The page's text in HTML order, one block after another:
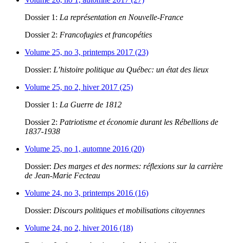
Dossier 1: La représentation en Nouvelle-France
Dossier 2: Francofugies et francopéties
Volume 25, no 3, printemps 2017 (23)
Dossier: L’histoire politique au Québec: un état des lieux
Volume 25, no 2, hiver 2017 (25)
Dossier 1: La Guerre de 1812
Dossier 2: Patriotisme et économie durant les Rébellions de
1837-1938
Volume 25, no 1, automne 2016 (20)
Dossier: Des marges et des normes: réflexions sur la carrière
de Jean-Marie Fecteau
Volume 24, no 3, printemps 2016 (16)
Dossier: Discours politiques et mobilisations citoyennes
Volume 24, no 2, hiver 2016 (18)